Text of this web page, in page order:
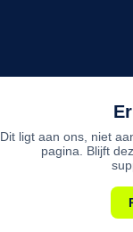
Dit ligt aan ons, niet
pagina. Blijft